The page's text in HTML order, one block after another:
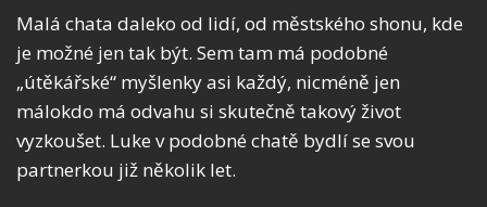
Malá chata daleko od lidí, od městského shonu, kde
je možné jen tak být. Sem tam má podobné
„útěkářské“ myšlenky asi každý, nicméně jen
málokdo má odvahu si skutečně takový život
vyzkoušet. Luke v podobné chatě bydlí se svou
partnerkou již několik let.